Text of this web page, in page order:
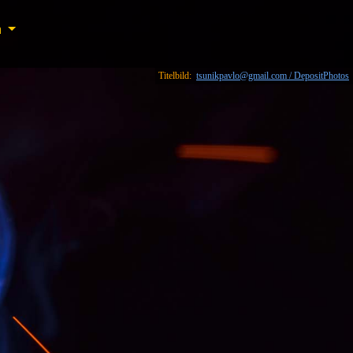
Titelbild: tsunikpavlo@gmail.com / DepositPhotos